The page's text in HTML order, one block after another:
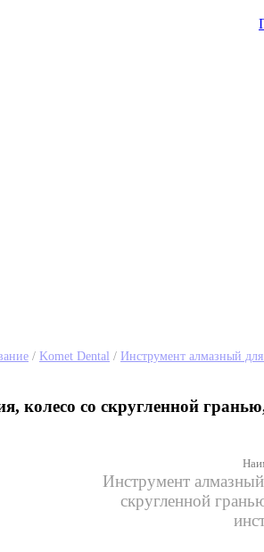
/ Komet Dental / Инструмент алмазный
колесо со скругленной
Инструмент
скругленной